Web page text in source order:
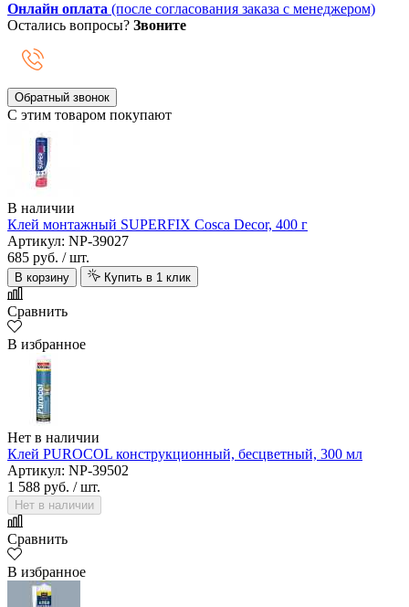
Онлайн оплата (после согласования заказа с менеджером)
Остались вопросы? Звоните
Обратный звонок
С этим товаром покупают
В наличии
Клей монтажный SUPERFIX Cosca Decor, 400 г
Артикул: NP-39027
685 руб. / шт.
В корзину Купить в 1 клик
Сравнить
В избранное
Нет в наличии
Клей PUROCOL конструкционный, бесцветный, 300 мл
Артикул: NP-39502
1 588 руб. / шт.
Нет в наличии
Сравнить
В избранное